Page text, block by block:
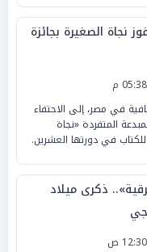
نجاة الصغيرة بجائزة
في مصر، إلى الاحتفاء
المتفردة «نجاة
في دورتها العشرين.
ذكرى ميلاد